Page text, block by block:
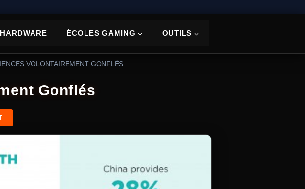
HARDWARE ÉCOLES GAMING OUTILS
VOLONTAIREMENT GONFLÉS
Gonflés